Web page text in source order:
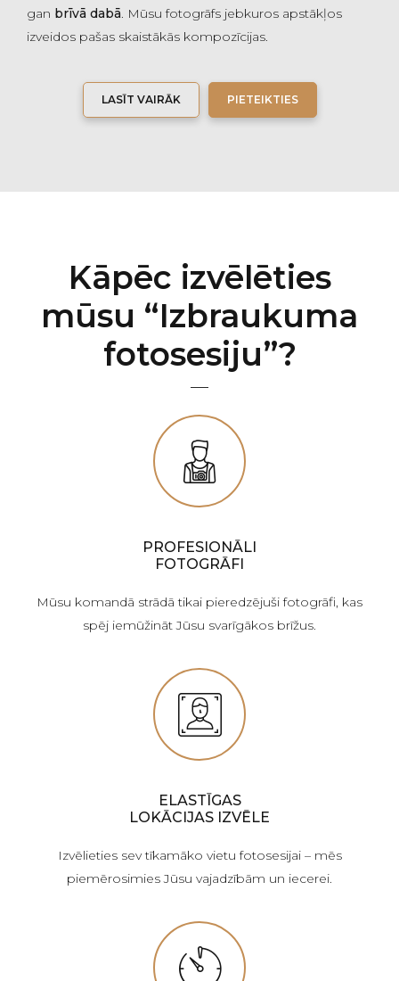
gan brīvā dabā. Mūsu fotogrāfs jebkuros apstākļos
izveidos pašas skaistākās kompozīcijas.
LASĪT VAIRĀK PIETEIKTIES
Kāpēc izvēlēties
mūsu “Izbraukuma
fotosesiju”?
PROFESIONĀLI
FOTOGRĀFI
Mūsu komandā strādā tikai pieredzējuši fotogrāfi, kas
spēj iemūžināt Jūsu svarīgākos brīžus.
ELASTĪGAS
LOKĀCIJAS IZVĒLE
Izvēlieties sev tīkamāko vietu fotosesijai – mēs
piemērosimies Jūsu vajadzībām un iecerei.